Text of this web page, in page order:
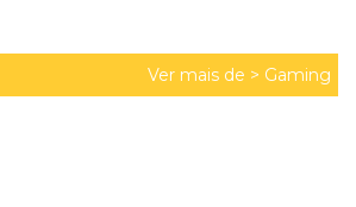
Ver mais de > Gaming